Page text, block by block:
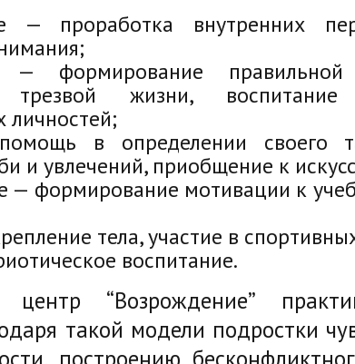
— проработка внутренних
— формирование
жизни, воспитание
личностей;
в определении своего
и увлечений, приобщение к
— формирование мотивации к
тела, участие в
воспитание.
центр “Возрождение”
такой модели подростки